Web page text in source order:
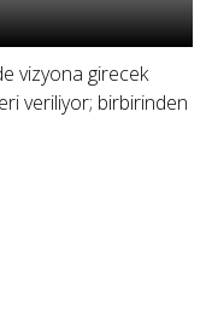
vizyona girecek
veriliyor; birbirinden